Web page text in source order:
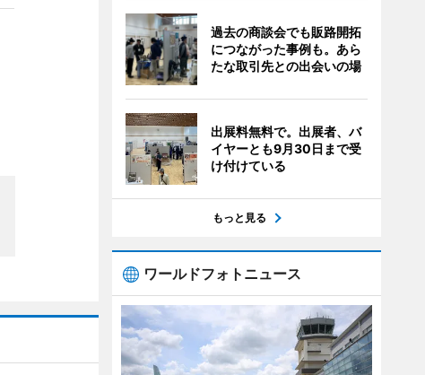
過去の商談会でも販路開拓
につながった事例も。あら
たな取引先との出会いの場
出展料無料で。出展者、バ
イヤーとも9月30日まで受
け付けている
もっと見る
ワールドフォトニュース